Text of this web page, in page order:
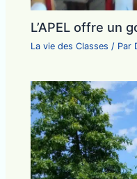
L’APEL offre un
La vie des Classes / Par